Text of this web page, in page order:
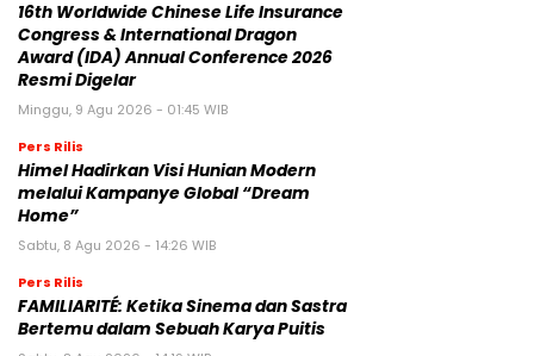
16th Worldwide Chinese Life Insurance
Congress & International Dragon
Award (IDA) Annual Conference 2026
Resmi Digelar
Minggu, 9 Agu 2026 - 01:45 WIB
Pers Rilis
Himel Hadirkan Visi Hunian Modern
melalui Kampanye Global “Dream
Home”
Sabtu, 8 Agu 2026 - 14:26 WIB
Pers Rilis
FAMILIARITÉ: Ketika Sinema dan Sastra
Bertemu dalam Sebuah Karya Puitis